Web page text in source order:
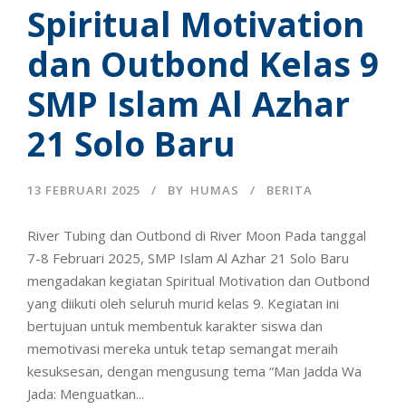
Spiritual Motivation
dan Outbond Kelas 9
SMP Islam Al Azhar
21 Solo Baru
13 FEBRUARI 2025 BY HUMAS BERITA
River Tubing dan Outbond di River Moon Pada tanggal
7-8 Februari 2025, SMP Islam Al Azhar 21 Solo Baru
mengadakan kegiatan Spiritual Motivation dan Outbond
yang diikuti oleh seluruh murid kelas 9. Kegiatan ini
bertujuan untuk membentuk karakter siswa dan
memotivasi mereka untuk tetap semangat meraih
kesuksesan, dengan mengusung tema “Man Jadda Wa
Jada: Menguatkan...